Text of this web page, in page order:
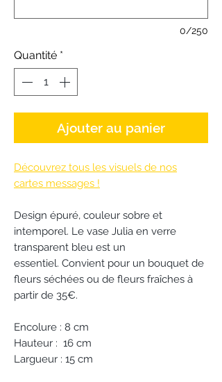
0/250
Quantité *
Ajouter au panier
Découvrez tous les visuels de nos
cartes messages !
Design épuré, couleur sobre et
intemporel. Le vase Julia en verre
transparent bleu est un
essentiel. Convient pour un bouquet de
fleurs séchées ou de fleurs fraîches à
partir de 35€.
Encolure : 8 cm
Hauteur : 16 cm
Largueur : 15 cm